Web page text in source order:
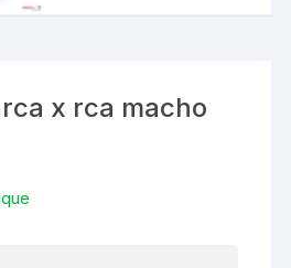
rca x rca macho